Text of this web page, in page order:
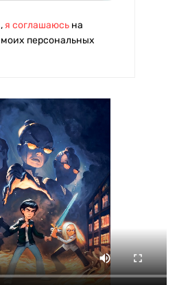
, я соглашаюсь на
моих персональных